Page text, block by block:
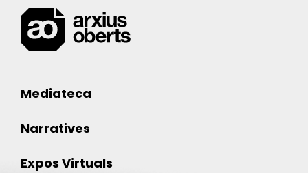
Mediateca
Narratives
Expos Virtuals